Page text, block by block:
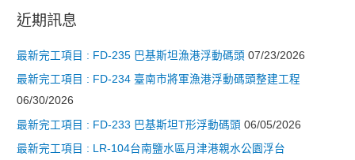
章
導
覽
近期訊息
最新完工項目 : FD-235 巴基斯坦漁港浮動碼頭 07/23/2026
最新完工項目 : FD-234 臺南市將軍漁港浮動碼頭整建工程
06/30/2026
最新完工項目 : FD-233 巴基斯坦T形浮動碼頭 06/05/2026
最新完工項目 : LR-104台南鹽水區月津港親水公園浮台